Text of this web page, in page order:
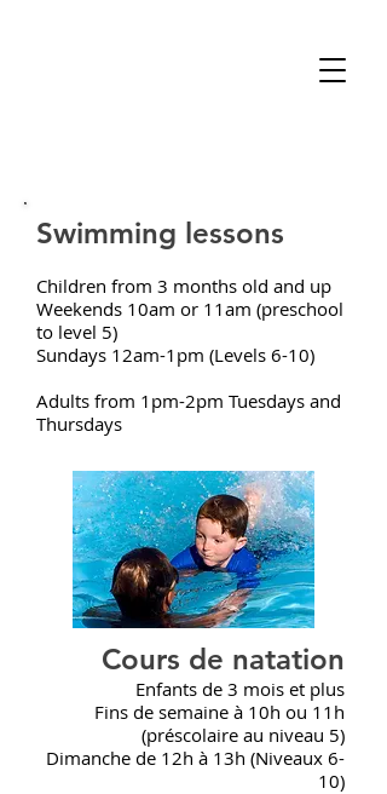
Swimming lessons
Children from 3 months old and up
Weekends 10am or 11am (preschool
to level 5)
Sundays 12am-1pm (Levels 6-10)
Adults from 1pm-2pm Tuesdays and
Thursdays
Cours de natation
Enfants de 3 mois et plus
Fins de semaine à 10h ou 11h
(préscolaire au niveau 5)
Dimanche de 12h à 13h (Niveaux 6-
10)